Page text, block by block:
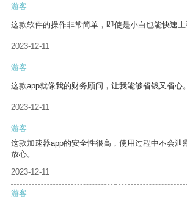
游客
这款软件的操作非常简单，即使是小白也能快速上
2023-12-11
游客
这款app就像我的财务顾问，让我能够省钱又省心。
2023-12-11
游客
这款加速器app的安全性很高，使用过程中不会泄
放心。
2023-12-11
游客